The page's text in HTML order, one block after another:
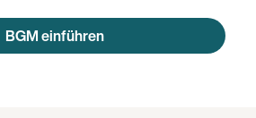
BGM einführen